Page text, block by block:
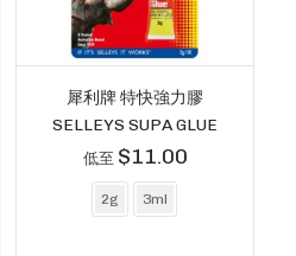
犀利牌 特快強力膠
SELLEYS SUPA GLUE
低至 $11.00
2g 3ml